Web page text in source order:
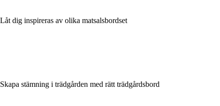
Låt dig inspireras av olika matsalsbordset
Skapa stämning i trädgården med rätt trädgårdsbord